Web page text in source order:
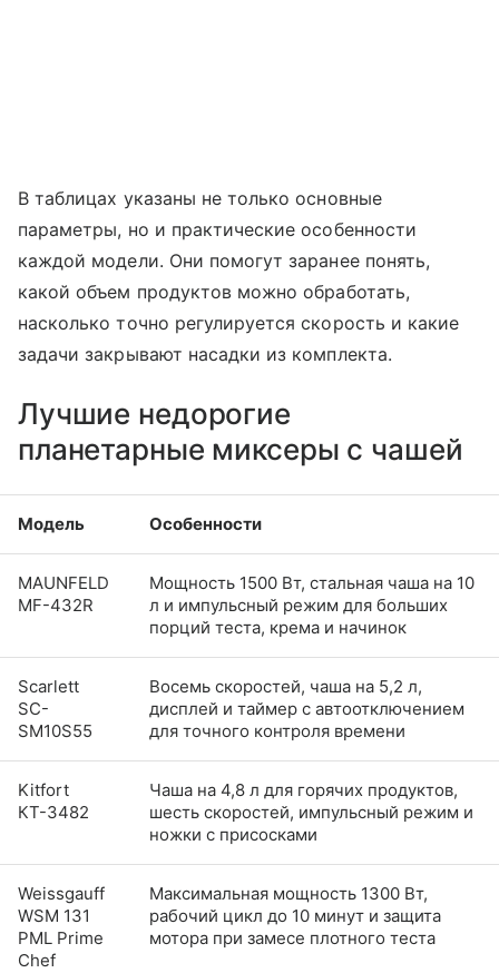
В таблицах указаны не только основные
параметры, но и практические особенности
каждой модели. Они помогут заранее понять,
какой объем продуктов можно обработать,
насколько точно регулируется скорость и какие
задачи закрывают насадки из комплекта.
Лучшие недорогие
планетарные миксеры с чашей
Модель Особенности
MAUNFELD
MF-432R
Мощность 1500 Вт, стальная чаша на 10
л и импульсный режим для больших
порций теста, крема и начинок
Scarlett
SC-
SM10S55
Восемь скоростей, чаша на 5,2 л,
дисплей и таймер с автоотключением
для точного контроля времени
Kitfort
КТ-3482
Чаша на 4,8 л для горячих продуктов,
шесть скоростей, импульсный режим и
ножки с присосками
Weissgauff
WSM 131
PML Prime
Chef
Максимальная мощность 1300 Вт,
рабочий цикл до 10 минут и защита
мотора при замесе плотного теста